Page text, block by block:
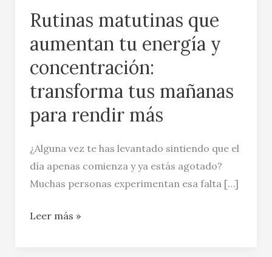
Rutinas matutinas que
aumentan tu energía y
concentración:
transforma tus mañanas
para rendir más
¿Alguna vez te has levantado sintiendo que el
día apenas comienza y ya estás agotado?
Muchas personas experimentan esa falta […]
Leer más »